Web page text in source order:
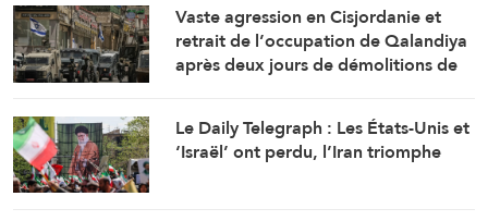
Vaste agression en Cisjordanie et
retrait de l’occupation de Qalandiya
après deux jours de démolitions de
Le Daily Telegraph : Les États-Unis et
‘Israël’ ont perdu, l’Iran triomphe